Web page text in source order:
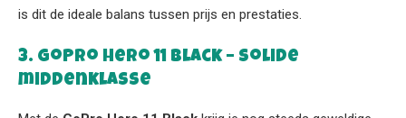
is dit de ideale balans tussen prijs en prestaties.
3. GoPro Hero 11 Black – solide
middenklasse